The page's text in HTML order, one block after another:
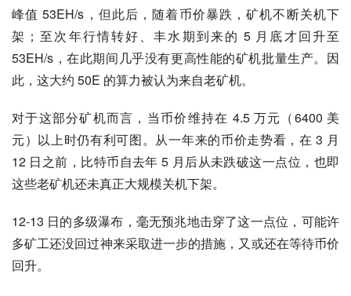
峰值 53EH/s，但此后，随着币价暴跌，矿机不断关机下
架；至次年行情转好、丰水期到来的 5 月底才回升至
53EH/s，在此期间几乎没有更高性能的矿机批量生产。因
此，这大约 50E 的算力被认为来自老矿机。
对于这部分矿机而言，当币价维持在 4.5 万元（6400 美
元）以上时仍有利可图。从一年来的币价走势看，在 3 月
12 日之前，比特币自去年 5 月后从未跌破这一点位，也即
这些老矿机还未真正大规模关机下架。
12-13 日的多级瀑布，毫无预兆地击穿了这一点位，可能许
多矿工还没回过神来采取进一步的措施，又或还在等待币价
回升。